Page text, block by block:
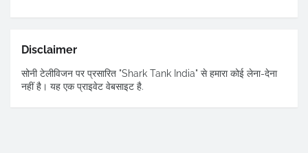
Disclaimer
सोनी टेलीविजन पर प्रसारित "Shark Tank India" से हमारा कोई लेना-देना
नहीं है। यह एक प्राइवेट वेबसाइट है.